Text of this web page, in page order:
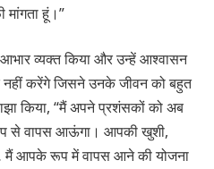
मांगता हूं।”
व्यक्त किया और उन्हें आश्वासन
करेंगे जिसने उनके जीवन को बहुत
किया, “मैं अपने प्रशंसकों को अब
से वापस आऊंगा। आपकी खुशी,
मैं आपके रूप में वापस आने की योजना